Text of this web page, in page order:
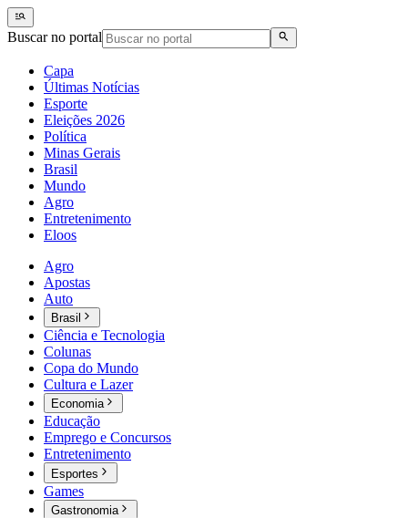
Buscar no portal
Capa
Últimas Notícias
Esporte
Eleições 2026
Política
Minas Gerais
Brasil
Mundo
Agro
Entretenimento
Eloos
Agro
Apostas
Auto
Brasil
Ciência e Tecnologia
Colunas
Copa do Mundo
Cultura e Lazer
Economia
Educação
Emprego e Concursos
Entretenimento
Esportes
Games
Gastronomia